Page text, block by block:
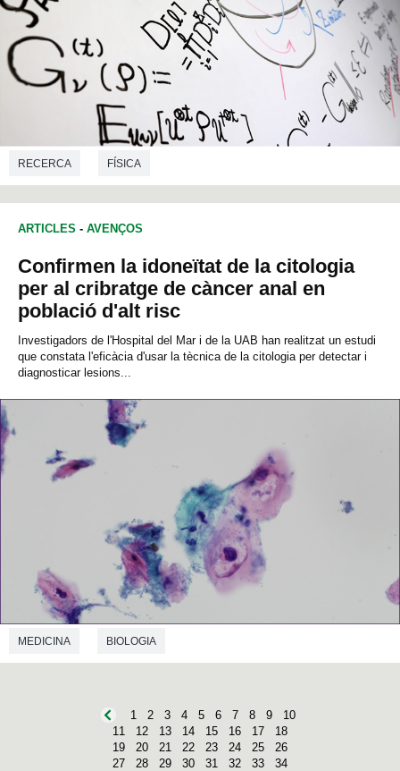
RECERCA FÍSICA
ARTICLES - AVENÇOS
Confirmen la idoneïtat de la citologia
per al cribratge de càncer anal en
població d'alt risc
Investigadors de l'Hospital del Mar i de la UAB han realitzat un estudi
que constata l'eficàcia d'usar la tècnica de la citologia per detectar i
diagnosticar lesions...
MEDICINA BIOLOGIA
1 2 3 4 5 6 7 8 9
10
11
12 13 14 15 16 17
18
19
20 21 22 23 24 25
26
27
28 29 30 31 32 33
34